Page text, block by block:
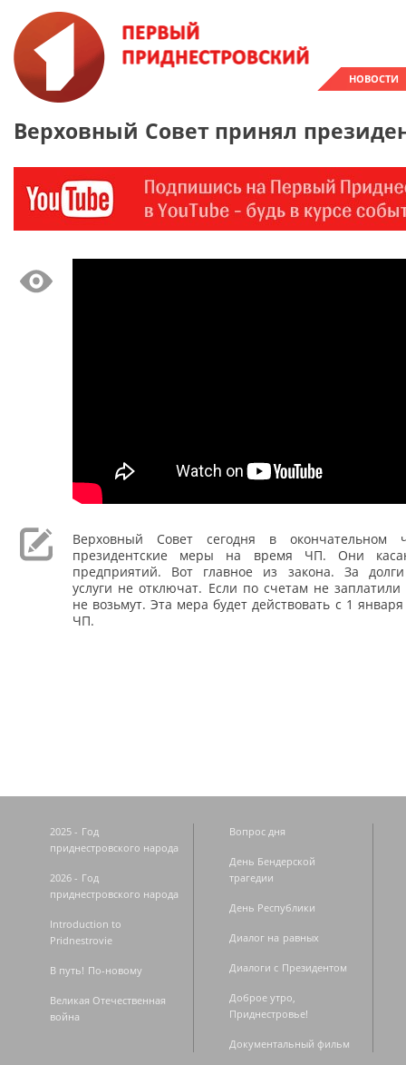
НОВОСТИ
Верховный Совет принял
Верховный Совет сегодня в окончательном
президентские меры на время ЧП. Они
предприятий. Вот главное из закона. За
услуги не отключат. Если по счетам не
не возьмут. Эта мера будет действовать с 1
ЧП.
2025 - Год
приднестровского народа
2026 - Год
приднестровского народа
Introduction to
Pridnestrovie
В путь! По-новому
Великая Отечественная
война
Вопрос дня
День Бендерской
трагедии
День Республики
Диалог на равных
Диалоги с Президентом
Доброе утро,
Приднестровье!
Документальный фильм